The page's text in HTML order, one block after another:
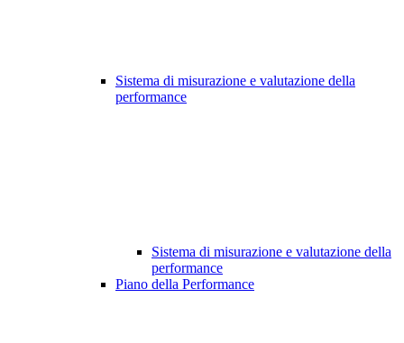
Sistema di misurazione e valutazione della
performance
Sistema di misurazione e valutazione della
performance
Piano della Performance